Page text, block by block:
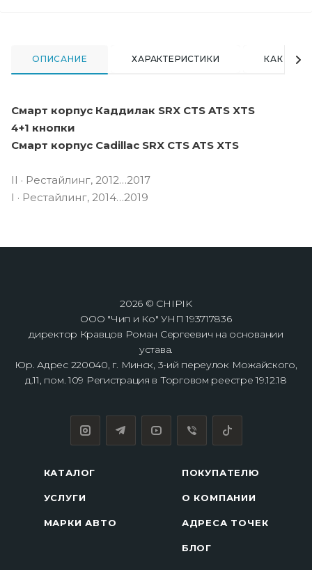
ОПИСАНИЕ ХАРАКТЕРИСТИКИ КАК
Смарт корпус Каддилак SRX CTS ATS XTS
4+1 кнопки
Смарт корпус Cadillac SRX CTS ATS XTS
II · Рестайлинг, 2012…2017
I · Рестайлинг, 2014…2019
2026 © CHIPIK
ООО "Чип и Ко" УНП 193717836
директор Кравцов Роман Сергеевич на основании
устава.
Юр. Адрес 220040, г. Минск, 3-ий переулок Можайского,
д.11, пом. 109 Регистрация в Торговом реестре 19.12.18
КАТАЛОГ
УСЛУГИ
МАРКИ АВТО
ПОКУПАТЕЛЮ
О КОМПАНИИ
АДРЕСА ТОЧЕК
БЛОГ